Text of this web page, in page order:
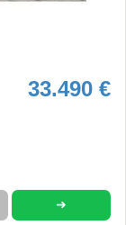
33.490 €
➜